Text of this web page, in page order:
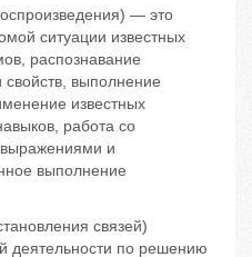
— это
ситуации известных
распознавание
свойств, выполнение
известных
работа со
и
выполнение
связей)
деятельности по решению